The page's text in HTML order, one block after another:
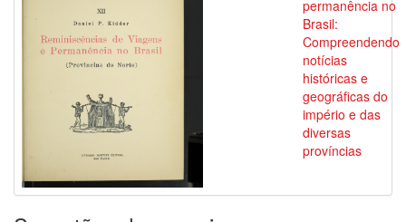
permanência no
Brasil:
Compreendendo
notícias
históricas e
geográficas do
império e das
diversas
províncias